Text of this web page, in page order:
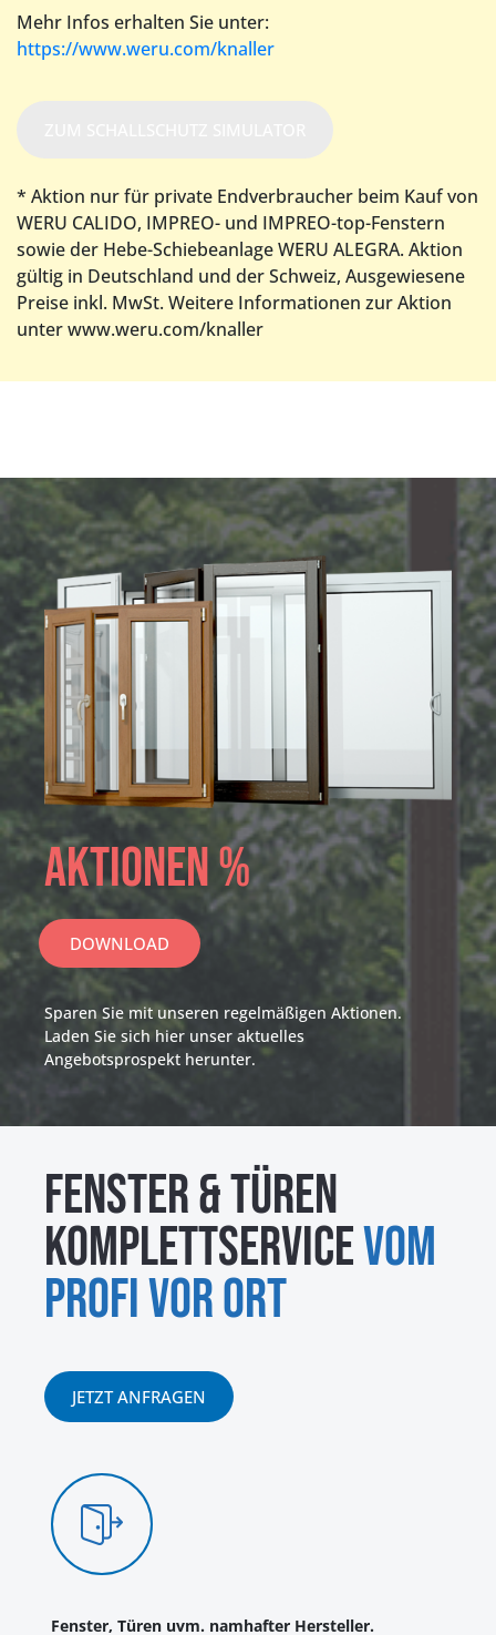
Mehr Infos erhalten Sie unter:
https://www.weru.com/knaller
* Aktion nur für private Endverbraucher beim Kauf von
WERU CALIDO, IMPREO- und IMPREO-top-Fenstern
sowie der Hebe-Schiebeanlage WERU ALEGRA. Aktion
gültig in Deutschland und der Schweiz, Ausgewiesene
Preise inkl. MwSt. Weitere Informationen zur Aktion
unter www.weru.com/knaller
aktionen %
DOWNLOAD
Sparen Sie mit unseren regelmäßigen Aktionen.
Laden Sie sich hier unser aktuelles
Angebotsprospekt herunter.
fenster & türen
komplettservicevom
profi vor ORt
JETZT ANFRAGEN
Fenster, Türen uvm. namhafter Hersteller.